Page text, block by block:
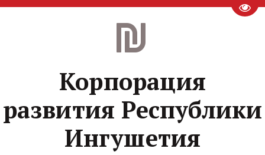
Корпорация
развития Республики
Ингушетия